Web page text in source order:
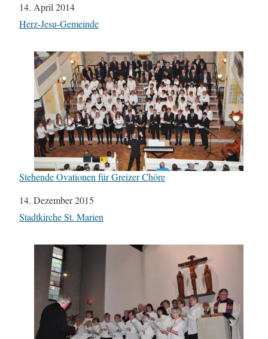
Datum
14. April 2014
In Bezug auf
Herz-Jesu-Gemeinde
Stehende Ovationen für Greizer Chöre
Datum
14. Dezember 2015
In Bezug auf
Stadtkirche St. Marien